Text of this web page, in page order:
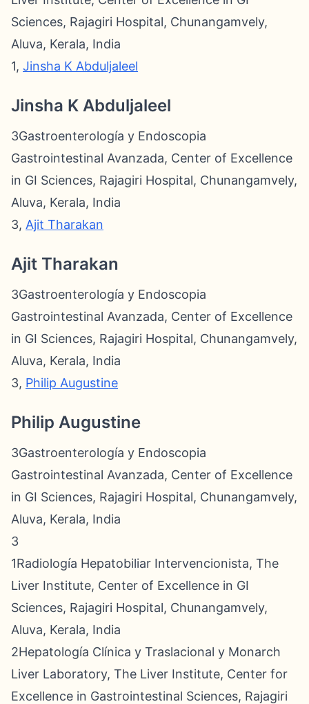
Sciences, Rajagiri Hospital, Chunangamvely,
Aluva, Kerala, India
1, Jinsha K Abduljaleel
Jinsha K Abduljaleel
3Gastroenterología y Endoscopia
Gastrointestinal Avanzada, Center of Excellence
in GI Sciences, Rajagiri Hospital, Chunangamvely,
Aluva, Kerala, India
3, Ajit Tharakan
Ajit Tharakan
3Gastroenterología y Endoscopia
Gastrointestinal Avanzada, Center of Excellence
in GI Sciences, Rajagiri Hospital, Chunangamvely,
Aluva, Kerala, India
3, Philip Augustine
Philip Augustine
3Gastroenterología y Endoscopia
Gastrointestinal Avanzada, Center of Excellence
in GI Sciences, Rajagiri Hospital, Chunangamvely,
Aluva, Kerala, India
3
1Radiología Hepatobiliar Intervencionista, The
Liver Institute, Center of Excellence in GI
Sciences, Rajagiri Hospital, Chunangamvely,
Aluva, Kerala, India
2Hepatología Clínica y Traslacional y Monarch
Liver Laboratory, The Liver Institute, Center for
Excellence in Gastrointestinal Sciences, Rajagiri